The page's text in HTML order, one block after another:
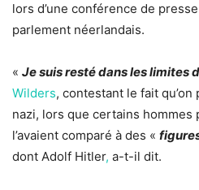
lors d’une conférence de
parlement néerlandais.
« Je suis resté dans les limites
Wilders, contestant le fait
nazi, lors que certains hommes
l’avaient comparé à des «
dont Adolf Hitler, a-t-il dit.